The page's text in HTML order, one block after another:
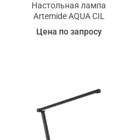
Настольная лампа
Artemide AQUA CIL
Цена по запросу